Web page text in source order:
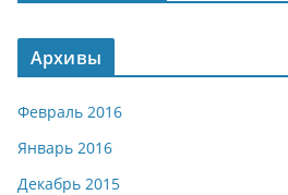
Архивы
Февраль 2016
Январь 2016
Декабрь 2015